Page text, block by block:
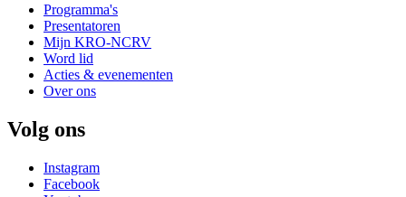
Programma's
Presentatoren
Mijn KRO-NCRV
Word lid
Acties & evenementen
Over ons
Volg ons
Instagram
Facebook